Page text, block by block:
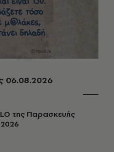
06.08.2026
της Παρασκευής